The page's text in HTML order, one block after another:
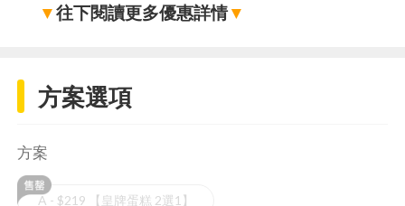
▼往下閱讀更多優惠詳情▼
方案選項
方案
A - $219 【皇牌蛋糕 2選1】